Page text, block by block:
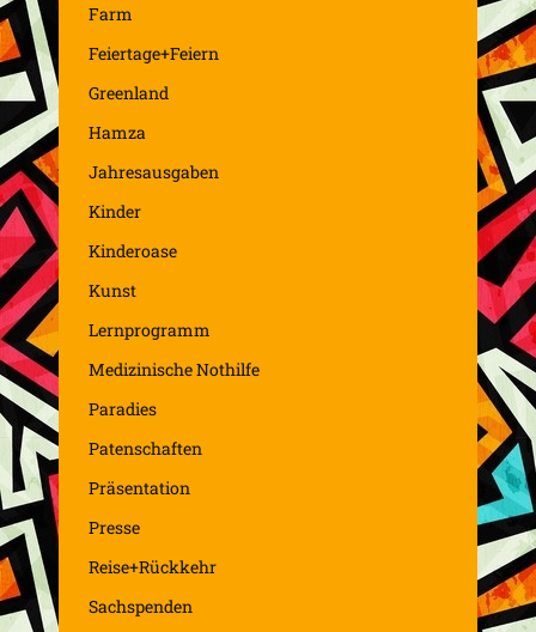
Farm
Feiertage+Feiern
Greenland
Hamza
Jahresausgaben
Kinder
Kinderoase
Kunst
Lernprogramm
Medizinische Nothilfe
Paradies
Patenschaften
Präsentation
Presse
Reise+Rückkehr
Sachspenden